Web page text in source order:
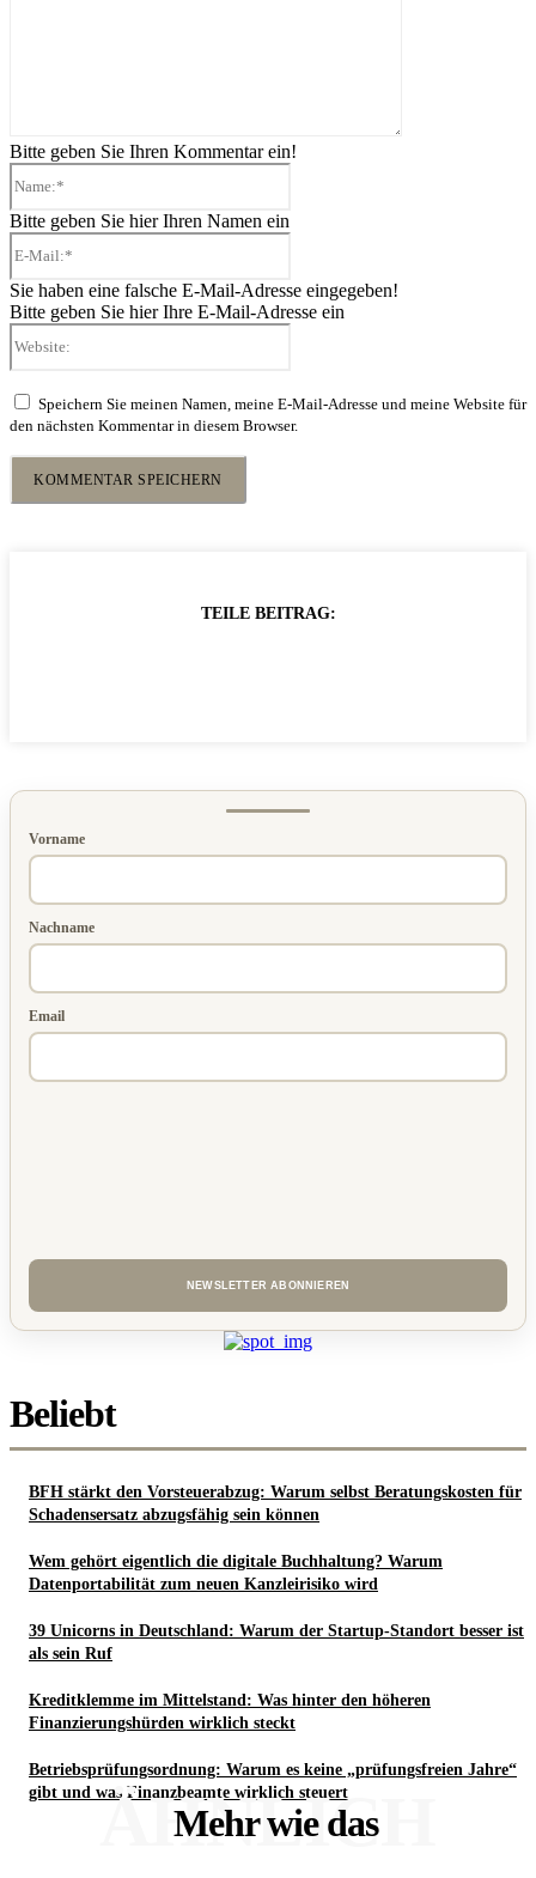
Bitte geben Sie Ihren Kommentar ein!
Bitte geben Sie hier Ihren Namen ein
Sie haben eine falsche E-Mail-Adresse eingegeben!
Bitte geben Sie hier Ihre E-Mail-Adresse ein
Speichern Sie meinen Namen, meine E-Mail-Adresse und meine Website für
den nächsten Kommentar in diesem Browser.
TEILE BEITRAG:
Vorname
Nachname
Email
Beliebt
BFH stärkt den Vorsteuerabzug: Warum selbst Beratungskosten für
Schadensersatz abzugsfähig sein können
Wem gehört eigentlich die digitale Buchhaltung? Warum
Datenportabilität zum neuen Kanzleirisiko wird
39 Unicorns in Deutschland: Warum der Startup-Standort besser ist
als sein Ruf
Kreditklemme im Mittelstand: Was hinter den höheren
Finanzierungshürden wirklich steckt
Betriebsprüfungsordnung: Warum es keine „prüfungsfreien Jahre“
gibt und was Finanzbeamte wirklich steuert
Mehr wie das
ÄHNLICH